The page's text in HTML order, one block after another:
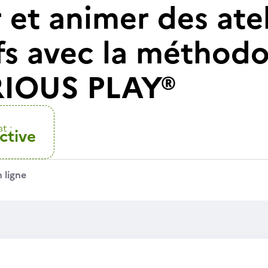
animer des
avec la
PLAY®
:
ligne